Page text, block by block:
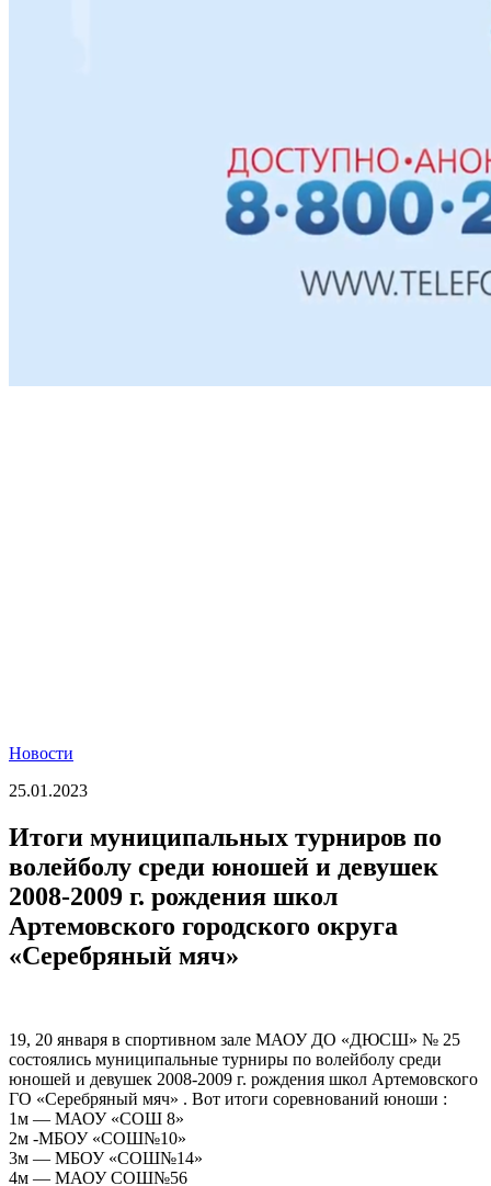
Новости
25.01.2023
Итоги муниципальных турниров по
волейболу среди юношей и девушек
2008-2009 г. рождения школ
Артемовского городского округа
«Серебряный мяч»
19, 20 января в спортивном зале МАОУ ДО «ДЮСШ» № 25
состоялись муниципальные турниры по волейболу среди
юношей и девушек 2008-2009 г. рождения школ Артемовского
ГО «Серебряный мяч» . Вот итоги соревнований юноши :
1м — МАОУ «СОШ 8»
2м -МБОУ «СОШ№10»
3м — МБОУ «СОШ№14»
4м — МАОУ СОШ№56